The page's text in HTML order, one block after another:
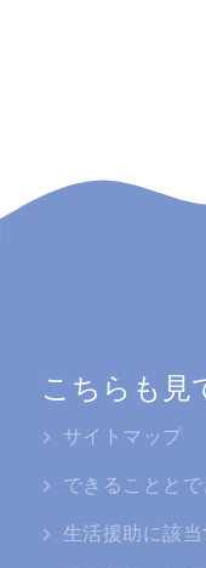
こちらも見
サイトマップ
できることと
生活援助に該